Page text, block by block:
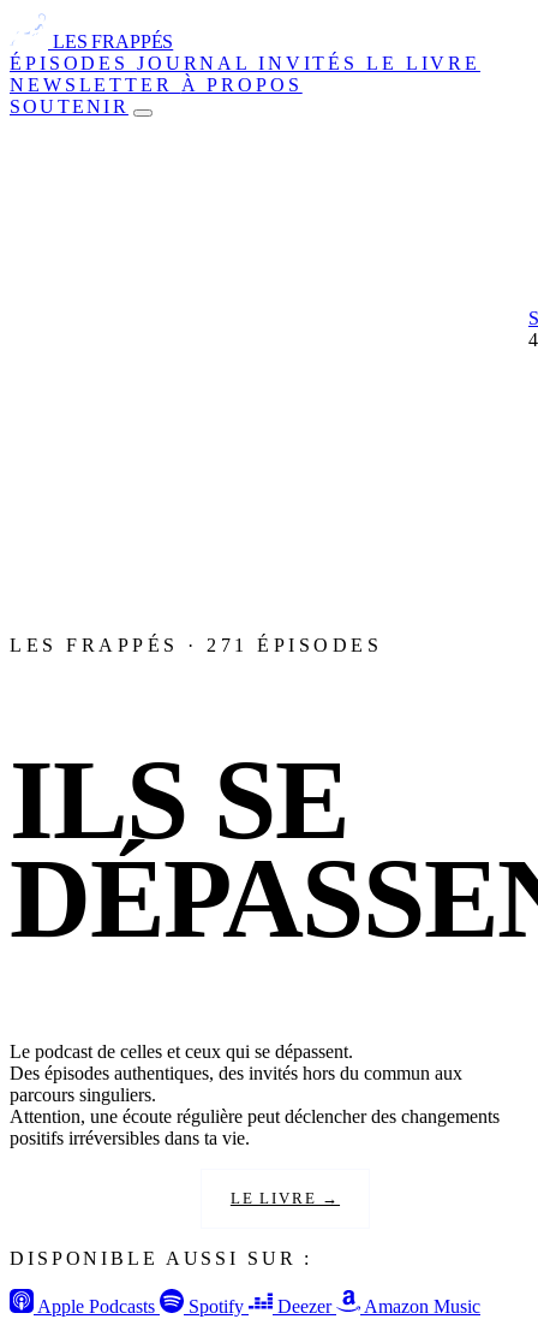
LES FRAPPÉS
ÉPISODES JOURNAL INVITÉSLE LIVRE
NEWSLETTER À PROPOS
SOUTENIR
LES FRAPPÉS · 271 ÉPISODES
ILS SE
Le podcast de celles et ceux qui se dépassent.
Des épisodes authentiques, des invités hors du commun aux
parcours singuliers.
Attention, une écoute régulière peut déclencher des changements
positifs irréversibles dans ta vie.
LE LIVRE →
DISPONIBLE AUSSI SUR :
Apple Podcasts Spotify Deezer Amazon Music